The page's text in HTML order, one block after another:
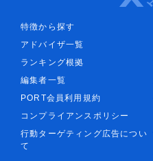
特徴から探す
アドバイザ一覧
ランキング根拠
編集者一覧
PORT会員利用規約
コンプライアンスポリシー
行動ターゲティング広告につい
て